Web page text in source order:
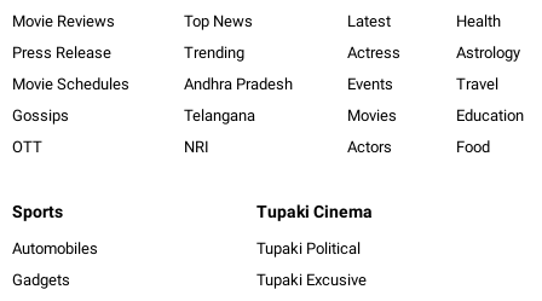
Movie Reviews
Press Release
Movie Schedules
Gossips
OTT
Top News
Trending
Andhra Pradesh
Telangana
NRI
Latest
Actress
Events
Movies
Actors
Health
Astrology
Travel
Education
Food
Sports
Automobiles
Gadgets
Tupaki Cinema
Tupaki Political
Tupaki Excusive